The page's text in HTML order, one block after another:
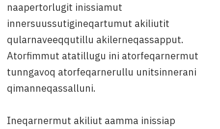
naapertorlugit inissiamut
innersuussutigineqartumut akiliutit
qularnaveeqqutillu akilerneqassapput.
Atorfimmut atatillugu ini atorfeqarnermut
tunngavoq atorfeqarnerullu unitsinnerani
qimanneqassalluni.
Ineqarnermut akiliut aamma inissiap